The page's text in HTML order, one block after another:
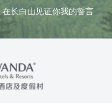
长白山见证你我的誓言